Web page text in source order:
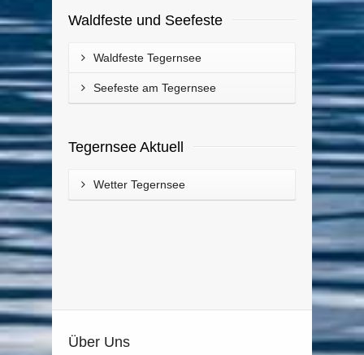
Waldfeste und Seefeste
Waldfeste Tegernsee
Seefeste am Tegernsee
Tegernsee Aktuell
Wetter Tegernsee
Über Uns